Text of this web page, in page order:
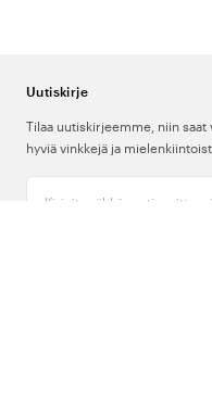
Uutiskirje
Tilaa uutiskirjeemme, niin
hyviä vinkkejä ja